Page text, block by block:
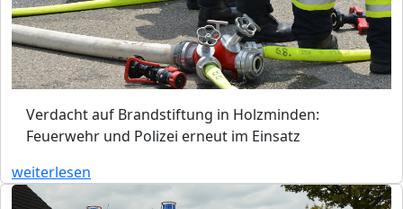
Verdacht auf Brandstiftung in Holzminden:
Feuerwehr und Polizei erneut im Einsatz
weiterlesen